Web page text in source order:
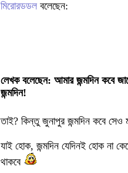
মিরোরডডল বলেছেন:
লেখক বলেছেন: আমার জন্মদিন কবে
জন্মদিন!
তাই? কিন্তু জুনাপুর জন্মদিন কবে সেও
যাই হোক, জন্মদিন যেদিনই হোক না
থাকবে